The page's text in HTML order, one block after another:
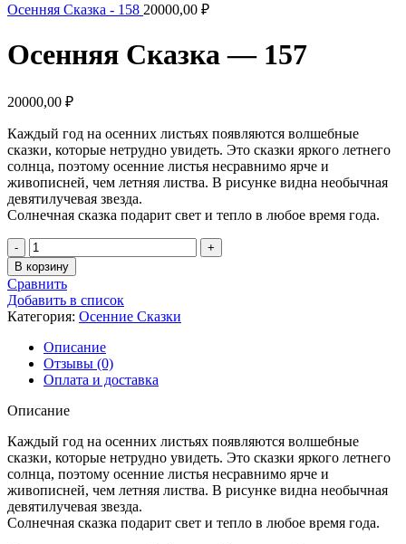
Осенняя Сказка - 158 20000,00 ₽
Осенняя Сказка — 157
20000,00 ₽
Каждый год на осенних листьях появляются волшебные
сказки, которые нетрудно увидеть. Это сказки яркого летнего
солнца, поэтому осенние листья несравнимо ярче и
живописней, чем летняя листва. В рисунке видна необычная
девятилучевая звезда.
Солнечная сказка подарит свет и тепло в любое время года.
Количество
товара
Осенняя
Сказка
-
157
В корзину
Сравнить
Добавить в список
Категория: Осенние Сказки
Описание
Отзывы (0)
Оплата и доставка
Описание
Каждый год на осенних листьях появляются волшебные
сказки, которые нетрудно увидеть. Это сказки яркого летнего
солнца, поэтому осенние листья несравнимо ярче и
живописней, чем летняя листва. В рисунке видна необычная
девятилучевая звезда.
Солнечная сказка подарит свет и тепло в любое время года.